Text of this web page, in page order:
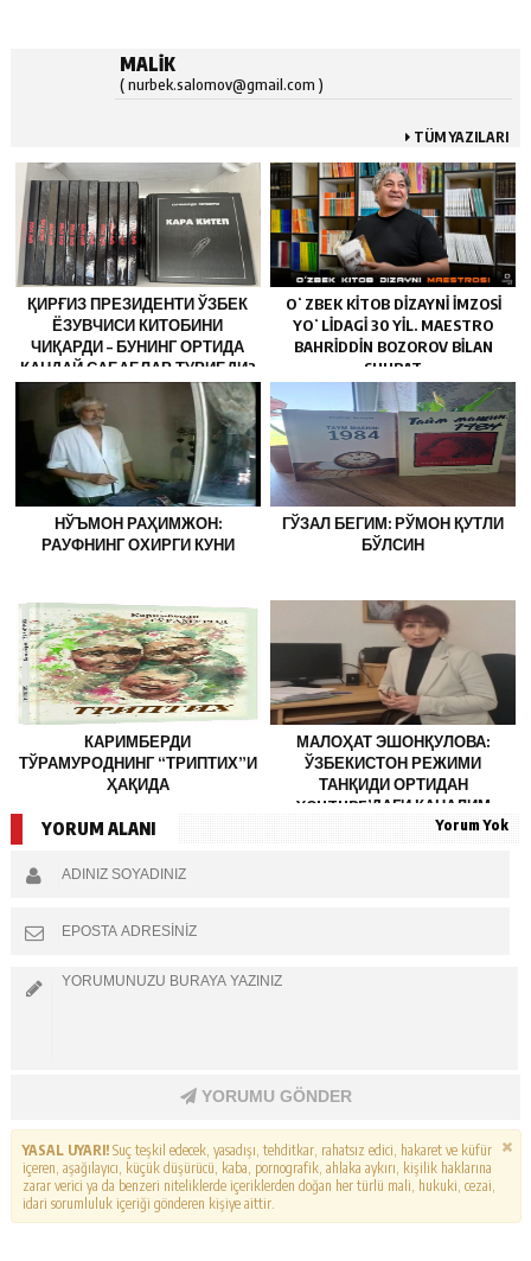
MALIK
( nurbek.salomov@gmail.com )
TÜM YAZILARI
ҚИРҒИЗ ПРЕЗИДЕНТИ ЎЗБЕК
ЁЗУВЧИСИ КИТОБИНИ
ЧИҚАРДИ – БУНИНГ ОРТИДА
ҚАНДАЙ САБАБЛАР ТУРИБДИ?
OʻZBEK KITOB DIZAYNI IMZOSI
YOʻLIDAGI 30 YIL. MAESTRO
BAHRIDDIN BOZOROV BILAN
SUHBAT
НЎЪМОН РАҲИМЖОН:
РАУФНИНГ ОХИРГИ КУНИ
ГЎЗАЛ БЕГИМ: РЎМОН ҚУТЛИ
БЎЛСИН
КАРИМБЕРДИ
ТЎРАМУРОДНИНГ “ТРИПТИХ”И
ҲАҚИДА
МАЛОҲАТ ЭШОНҚУЛОВА:
ЎЗБЕКИСТОН РЕЖИМИ
ТАНҚИДИ ОРТИДАН
YOUTUBE’ДАГИ КАНАЛИМ
YORUM ALANI Yorum Yok
YORUMU GÖNDER
YASAL UYARI!Suç teşkil edecek, yasadışı, tehditkar, rahatsız edici, hakaret ve küfür
içeren, aşağılayıcı, küçük düşürücü, kaba, pornografik, ahlaka aykırı, kişilik haklarına
zarar verici ya da benzeri niteliklerde içeriklerden doğan her türlü mali, hukuki, cezai,
idari sorumluluk içeriği gönderen kişiye aittir.